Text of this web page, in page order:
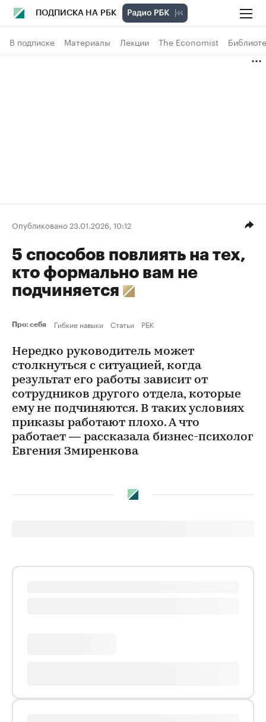
ПОДПИСКА НА РБК
В подписке Материалы Лекции The Economist
Опубликовано 23.01.2026, 10:12
5 способов повлиять на тех,
кто формально вам не
подчиняется
Про: себя Гибкие навыки Статьи РБК
Нередко руководитель может
столкнуться с ситуацией, когда
результат его работы зависит от
сотрудников другого отдела, которые
ему не подчиняются. В таких условиях
приказы работают плохо. А что
работает — рассказала бизнес-психолог
Евгения Змиренкова